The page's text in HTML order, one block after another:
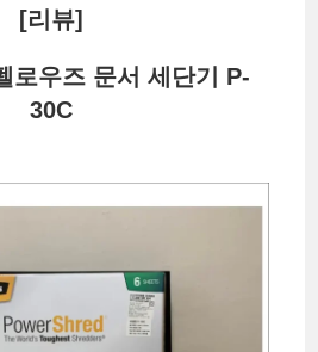
[리뷰]
로우즈 문서 세단기 P-
30C